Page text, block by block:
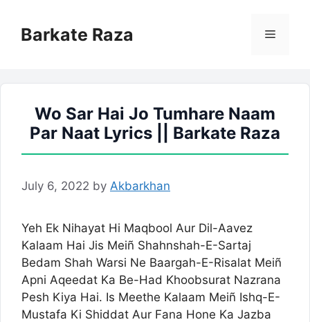
contentBarkate Raza Menu
Wo Sar Hai Jo Tumhare Naam
Par Naat Lyrics || Barkate Raza
July 6, 2022 by Akbarkhan
Yeh Ek Nihayat Hi Maqbool Aur Dil-Aavez
Kalaam Hai Jis Meiñ Shahnshah-E-Sartaj
Bedam Shah Warsi Ne Baargah-E-Risalat Meiñ
Apni Aqeedat Ka Be-Had Khoobsurat Nazrana
Pesh Kiya Hai. Is Meethe Kalaam Meiñ Ishq-E-
Mustafa Ki Shiddat Aur Fana Hone Ka Jazba